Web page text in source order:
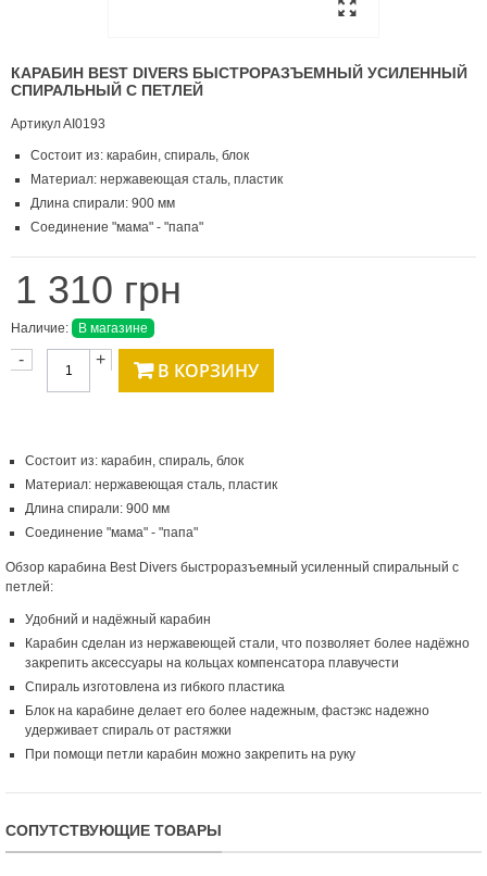
КАРАБИН BEST DIVERS БЫСТРОРАЗЪЕМНЫЙ УСИЛЕННЫЙ
СПИРАЛЬНЫЙ С ПЕТЛЕЙ
АртикулAI0193
Состоит из: карабин, спираль, блок
Материал: нержавеющая сталь, пластик
Длина спирали: 900 мм
Соединение "мама" - "папа"
1 310 грн
Наличие: В магазине
- + В КОРЗИНУ
Состоит из: карабин, спираль, блок
Материал: нержавеющая сталь, пластик
Длина спирали: 900 мм
Соединение "мама" - "папа"
Обзор карабина Best Divers быстроразъемный усиленный спиральный с
петлей:
Удобний и надёжный карабин
Карабин сделан из нержавеющей стали, что позволяет более надёжно
закрепить аксессуары на кольцах компенсатора плавучести
Спираль изготовлена из гибкого пластика
Блок на карабине делает его более надежным, фастэкс надежно
удерживает спираль от растяжки
При помощи петли карабин можно закрепить на руку
СОПУТСТВУЮЩИЕ ТОВАРЫ